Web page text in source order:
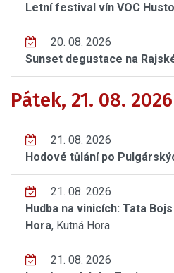
Letní festival vín VOC
20. 08. 2026
Sunset degustace na
Pátek, 21. 08. 2026
21. 08. 2026
Hodové tůlání po
21. 08. 2026
Hudba na vinicích: Tata
Hora, Kutná Hora
21. 08. 2026